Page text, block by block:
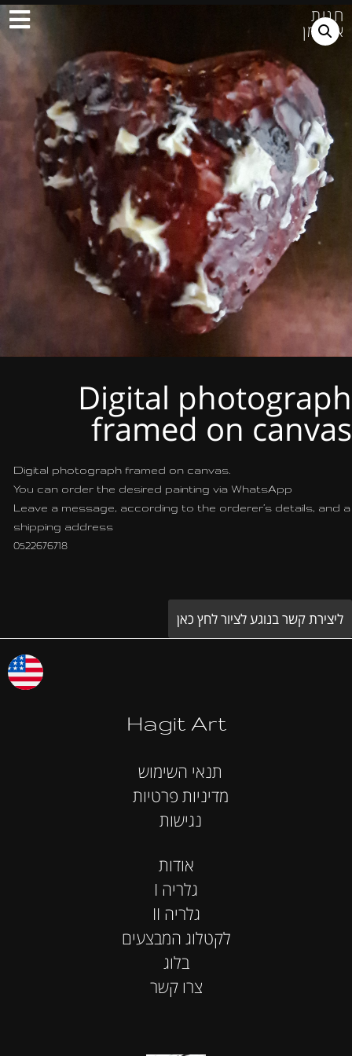
חגית
ארגמן
Digital photograph
framed on canvas
Digital photograph framed on canvas.
You can order the desired painting via WhatsApp
Leave a message, according to the orderer’s details, and a
shipping address
0522676718
ליצירת קשר בנוגע לציור לחץ כאן
Hagit Art
אודות
I גלריה
II גלריה
לקטלוג המבצעים
בלוג
צרו קשר
תנאי השימוש
מדיניות פרטיות
נגישות